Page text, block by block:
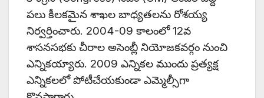
పలు కీలకమైన శాఖల బాధ్యతలను రోశయ్య
నిర్వర్తించారు. 2004-09 కాలంలో 12వ
శాసనసభకు చీరాల అసెంబ్లీ నియోజకవర్గం నుంచి
ఎన్నికయ్యారు. 2009 ఎన్నికల ముందు ప్రత్యక్ష
ఎన్నికలలో పోటీచేయకుండా ఎమ్మెల్సీగా